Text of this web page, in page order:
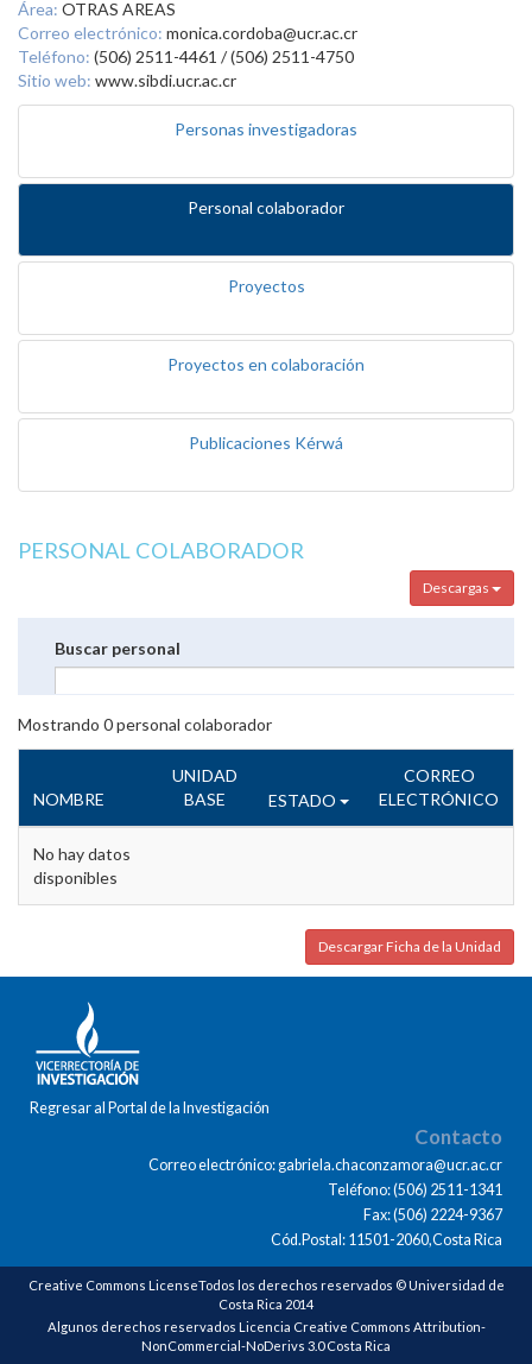
Área: OTRAS AREAS
Correo electrónico: monica.cordoba@ucr.ac.cr
Teléfono: (506) 2511-4461 / (506) 2511-4750
Sitio web: www.sibdi.ucr.ac.cr
Personas investigadoras
Personal colaborador
Proyectos
Proyectos en colaboración
Publicaciones Kérwá
PERSONAL COLABORADOR
Descargas
Buscar personal
Mostrando 0personal colaborador
NOMBRE
UNIDAD
BASE
ESTADO
CORREO
ELECTRÓNICO
No hay datos
disponibles
Descargar Ficha de la Unidad
Regresar al Portal de la Investigación
Contacto
Correo electrónico: gabriela.chaconzamora@ucr.ac.cr
Teléfono: (506) 2511-1341
Fax: (506) 2224-9367
Cód.Postal: 11501-2060,Costa Rica
Creative Commons LicenseTodos los derechos reservados © Universidad de
Costa Rica 2014
Algunos derechos reservados Licencia Creative Commons Attribution-
NonCommercial-NoDerivs 3.0 Costa Rica